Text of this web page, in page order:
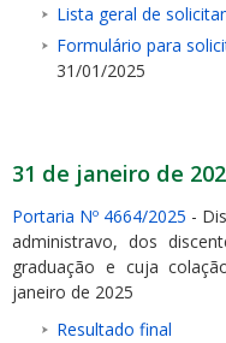
Lista geral de
Formulário para
31/01/2025
31 de janeiro de
Portaria Nº 4664/2025 -
administravo, dos
graduação e cuja
janeiro de 2025
Resultado final